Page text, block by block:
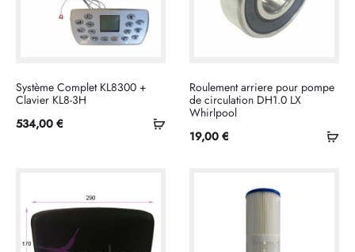
Ajouter
Système Complet KL8300 +
Clavier KL8-3H
534,00 €
Roulement arriere pour pompe
de circulation DH1.0 LX
Whirlpool
19,00 €